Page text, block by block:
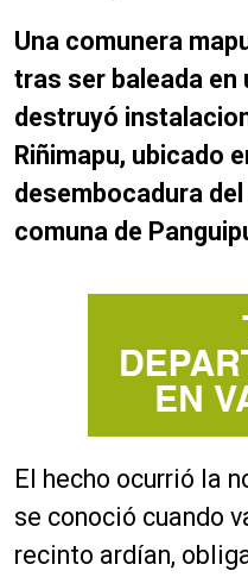
Una comunera
tras ser baleada en
destruyó
Riñimapu, ubicado
desembocadura
comuna de
El hecho ocurrió la
se conoció cuando
recinto ardían,